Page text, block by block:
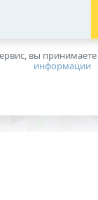
вы принимаетe
информации